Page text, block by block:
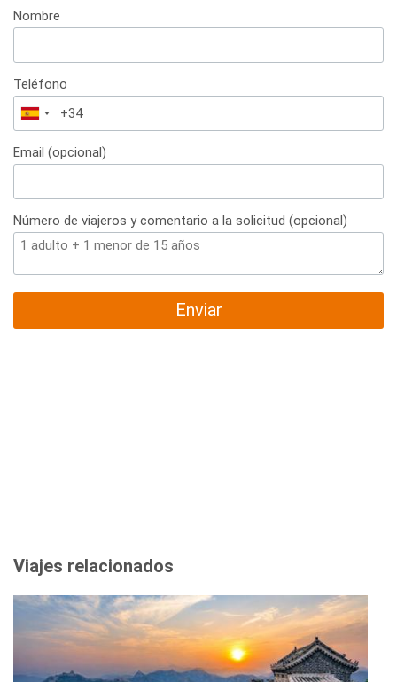
Nombre
Teléfono
España
+34
Email (opcional)
Número de viajeros y comentario a la solicitud (opcional)
Enviar
Viajes relacionados